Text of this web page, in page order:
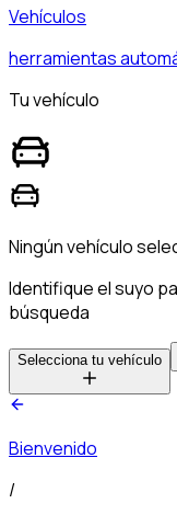
Vehículos
herramientas
Tu vehículo
Ningún vehículo
Identifique el suyo
búsqueda
Selecciona tu vehículo
Bienvenido
/